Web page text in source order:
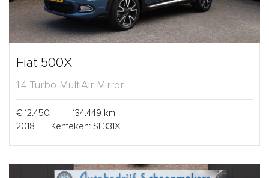
Fiat 500X
1.4 Turbo MultiAir Mirror
€ 12.450,- -
134.449 km
2018
- Kenteken: SL331X